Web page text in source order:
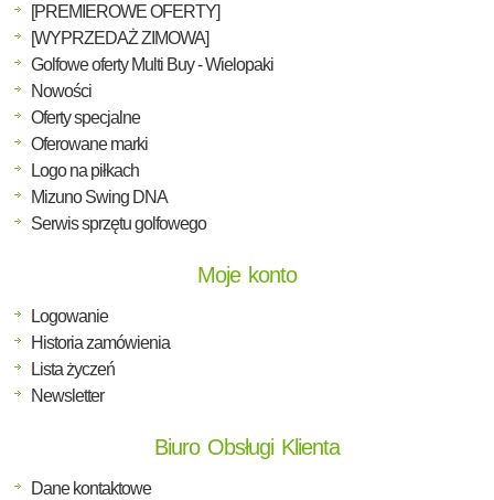
[PREMIEROWE OFERTY]
[WYPRZEDAŻ ZIMOWA]
Golfowe oferty Multi Buy - Wielopaki
Nowości
Oferty specjalne
Oferowane marki
Logo na piłkach
Mizuno Swing DNA
Serwis sprzętu golfowego
Moje konto
Logowanie
Historia zamówienia
Lista życzeń
Newsletter
Biuro Obsługi Klienta
Dane kontaktowe